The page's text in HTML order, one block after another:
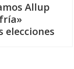
Allup
elecciones